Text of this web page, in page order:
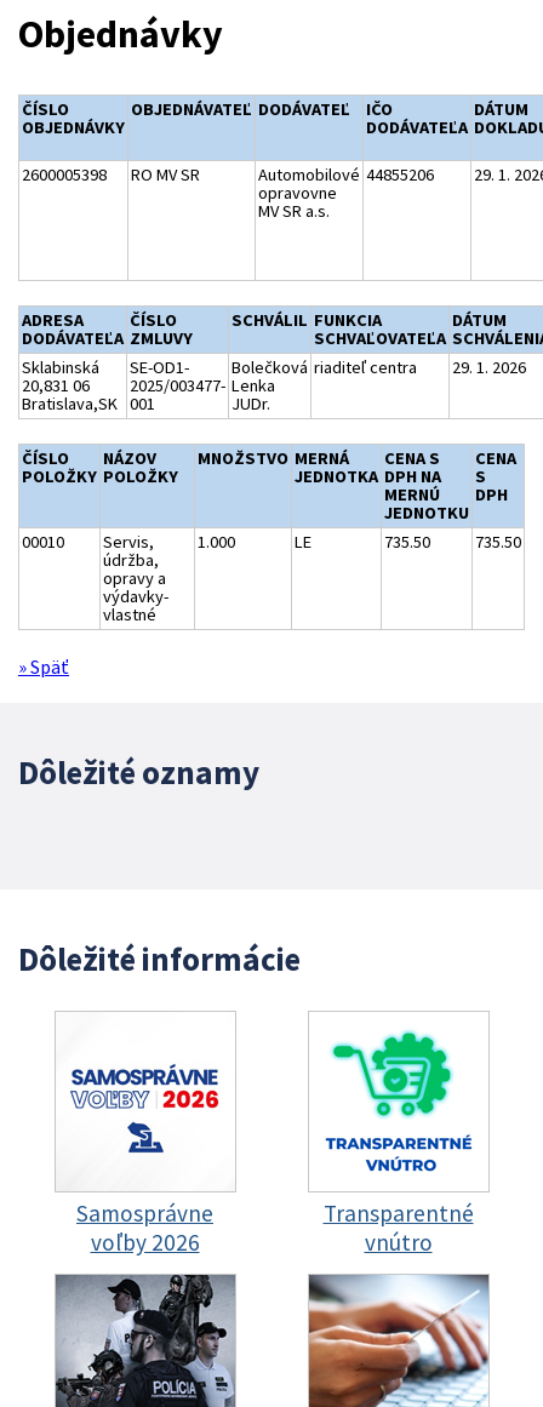
Objednávky
ČÍSLO
OBJEDNÁVKY
OBJEDNÁVATEĽ DODÁVATEĽ
IČO
DODÁVATEĽA
DÁTUM
2600005398 RO MV SR
Automobilové
opravovne
MV SR a.s.
44855206 29. 1.
ADRESA
DODÁVATEĽA
ČÍSLO
ZMLUVY
SCHVÁLIL FUNKCIA
SCHVAĽOVATEĽA
DÁTUM
Sklabinská
20,831 06
Bratislava,SK
SE-OD1-
2025/003477-
001
Bolečková
Lenka
JUDr.
riaditeľ centra 29. 1. 2026
ČÍSLO
POLOŽKY
NÁZOV
POLOŽKY
MNOŽSTVO MERNÁ
JEDNOTKA
CENA S
DPH NA
MERNÚ
JEDNOTKU
CENA
S
DPH
00010
Servis,
údržba,
opravy a
výdavky-
vlastné
1.000 LE 735.50 735.50
» Späť
Dôležité oznamy
Dôležité informácie
Samosprávne
voľby 2026
Transparentné
vnútro